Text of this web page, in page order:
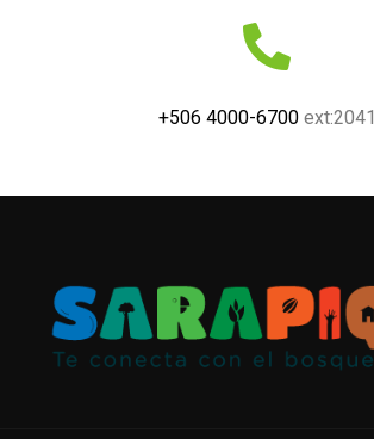
+506 4000-6700ext:2041